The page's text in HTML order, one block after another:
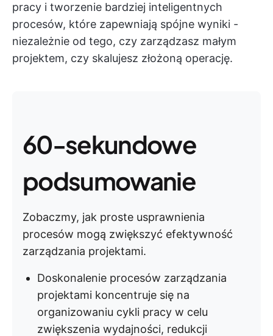
pracy i tworzenie bardziej inteligentnych
procesów, które zapewniają spójne wyniki -
niezależnie od tego, czy zarządzasz małym
projektem, czy skalujesz złożoną operację.
60-sekundowe
podsumowanie
Zobaczmy, jak proste usprawnienia
procesów mogą zwiększyć efektywność
zarządzania projektami.
Doskonalenie procesów zarządzania
projektami koncentruje się na
organizowaniu cykli pracy w celu
zwiększenia wydajności, redukcji